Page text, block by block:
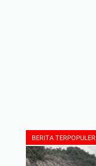
BERITA TERPOPULER